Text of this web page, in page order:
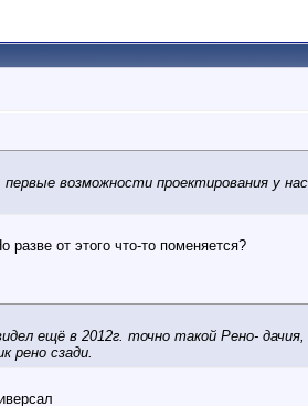
возможности проектирования у
от этого что-то поменяется?
ещё в 2012г. точно такой Рено-
рено сзади.